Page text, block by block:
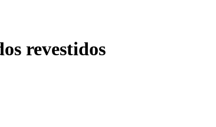
revestidos